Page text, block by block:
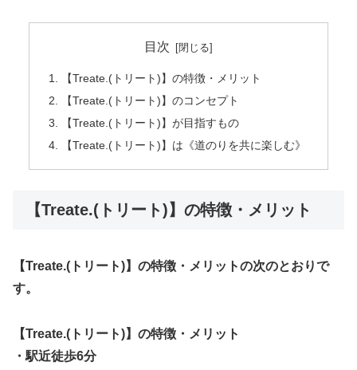
目次
【Treate.(トリート)】の特徴・メリット
【Treate.(トリート)】のコンセプト
【Treate.(トリート)】が目指すもの
【Treate.(トリート)】は《道のりを共に楽しむ》
【Treate.(トリート)】の特徴・メリット
【Treate.(トリート)】の特徴・メリットの次のとおりで
す。
【Treate.(トリート)】の特徴・メリット
・駅近徒歩6分